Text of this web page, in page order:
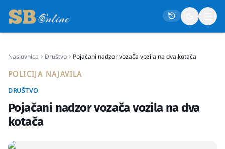
Politika
Gospodarstvo
Naslovnica Društvo Pojačani nadzor vozača vozila na dva kotača
POLICIJA NAJAVILA
DRUŠTVO
Pojačani nadzor vozača vozila na dva
kotača